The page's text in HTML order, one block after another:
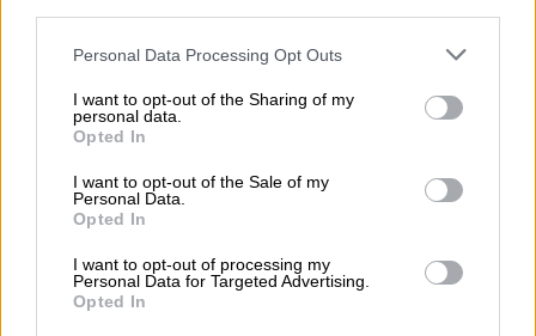
Please note that this website/app uses one or more Google
not limited to your visit or usage behaviour. You may click to
grant or deny consent to Google and its third-party tags to
use your data for below specified purposes in below Google
consent section.
Personal Data Processing Opt Outs
I want to opt-out of the Sharing of my
personal data.
Opted In
I want to opt-out of the Sale of my
Personal Data.
Opted In
I want to opt-out of processing my
Personal Data for Targeted Advertising.
Opted In
Το «φέσι» 25 δισεκατομμυρίων από
τον πόλεμο στο Ιράν: Η Ευρώπη
μπροστά σε ένα νέο οικονομικό σοκ
συνελήφθησαν 100 ακτιβιστές.